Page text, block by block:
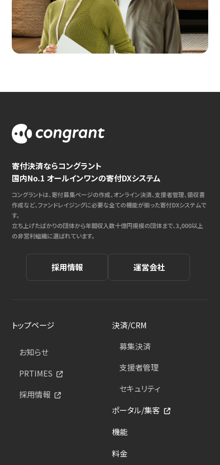
寄付決済ならコングラント
国内No.1 オールインワンの寄付DXシステム
コングラントは、寄付募集ページの作成、オンライン決済、支援者管理、領収書
作成など、ファンドレイジングに必要な全ての機能が揃った寄付DXシステムで
す。
立ち上げたばかりの団体から年間収入数十億円規模の団体まで、3,000以上
の非営利組織に選ばれています。
採用情報 運営会社
トップページ
お知らせ
PRTIMES
採用情報
決済/CRM
募集決済
支援者管理
セキュリティ
ポータル/集客
機能
料金